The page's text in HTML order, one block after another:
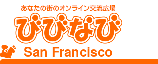
San Francisco